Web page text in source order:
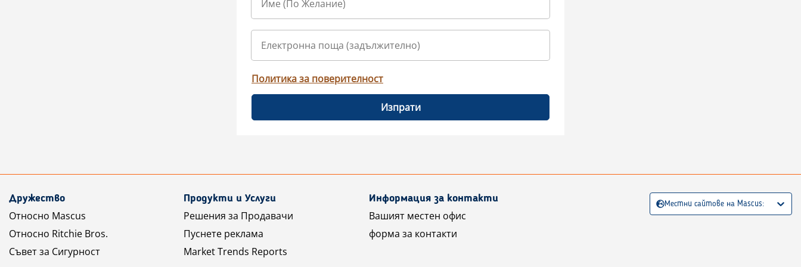
Политика за поверителност
Изпрати
Дружество
Относно Mascus
Относно Ritchie Bros.
Съвет за Сигурност
Продукти и Услуги
Решения за Продавачи
Пуснете реклама
Market Trends Reports
Информация за контакти
Вашият местен офис
форма за контакти
Местни сайтове на Mascus: